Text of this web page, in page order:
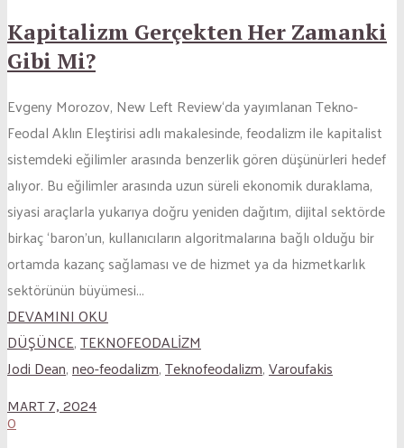
Kapitalizm Gerçekten Her Zamanki
Gibi Mi?
Evgeny Morozov, New Left Review‘da yayımlanan Tekno-
Feodal Aklın Eleştirisi adlı makalesinde, feodalizm ile kapitalist
sistemdeki eğilimler arasında benzerlik gören düşünürleri hedef
alıyor. Bu eğilimler arasında uzun süreli ekonomik duraklama,
siyasi araçlarla yukarıya doğru yeniden dağıtım, dijital sektörde
birkaç ‘baron’un, kullanıcıların algoritmalarına bağlı olduğu bir
ortamda kazanç sağlaması ve de hizmet ya da hizmetkarlık
sektörünün büyümesi...
DEVAMINI OKU
DÜŞÜNCE,TEKNOFEODALİZM
Jodi Dean,neo-feodalizm,Teknofeodalizm,Varoufakis
MART 7, 2024
0